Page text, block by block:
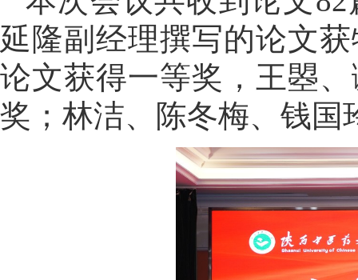
延隆副经理撰写的论文
论文获得一等奖，王曌
奖；林洁、陈冬梅、钱国